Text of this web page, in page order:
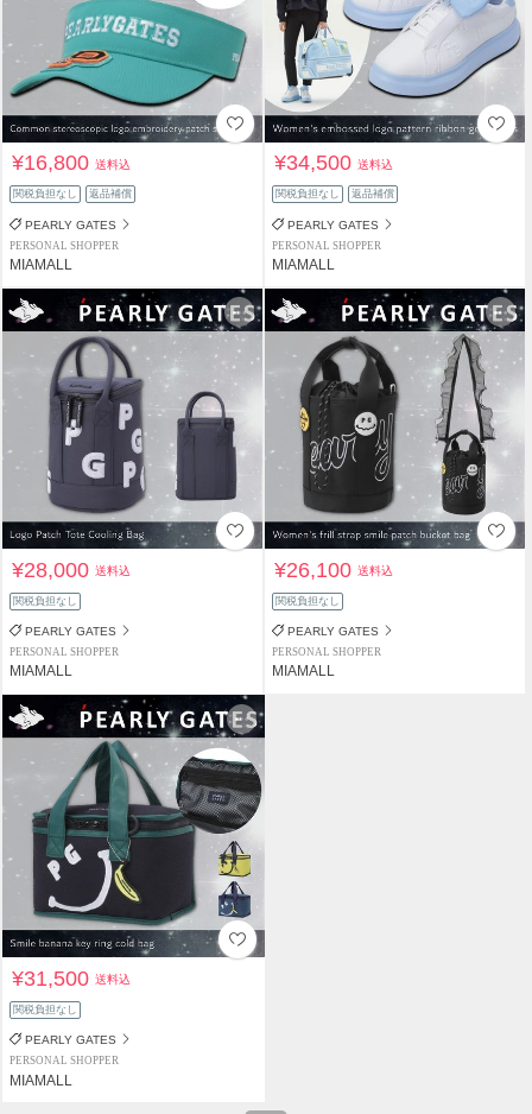
¥16,800送料込
関税負担なし 返品補償
PEARLY GATES
PERSONAL SHOPPER
MIAMALL
¥34,500送料込
関税負担なし 返品補償
PEARLY GATES
PERSONAL SHOPPER
MIAMALL
¥28,000送料込
関税負担なし
PEARLY GATES
PERSONAL SHOPPER
MIAMALL
¥26,100送料込
関税負担なし
PEARLY GATES
PERSONAL SHOPPER
MIAMALL
¥31,500送料込
関税負担なし
PEARLY GATES
PERSONAL SHOPPER
MIAMALL